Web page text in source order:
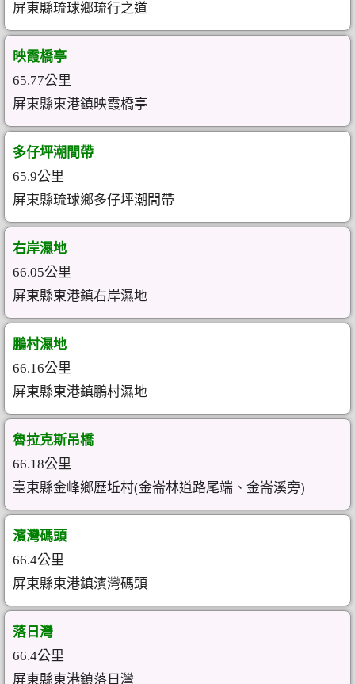
屏東縣琉球鄉琉行之道
映霞橋亭
65.77公里
屏東縣東港鎮映霞橋亭
多仔坪潮間帶
65.9公里
屏東縣琉球鄉多仔坪潮間帶
右岸濕地
66.05公里
屏東縣東港鎮右岸濕地
鵬村濕地
66.16公里
屏東縣東港鎮鵬村濕地
魯拉克斯吊橋
66.18公里
臺東縣金峰鄉歷坵村(金崙林道路尾端、金崙溪旁)
濱灣碼頭
66.4公里
屏東縣東港鎮濱灣碼頭
落日灣
66.4公里
屏東縣東港鎮落日灣